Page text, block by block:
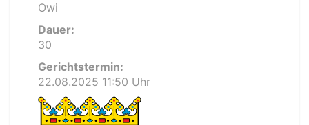
Owi
Dauer:
30
Gerichtstermin:
22.08.2025 11:50 Uhr